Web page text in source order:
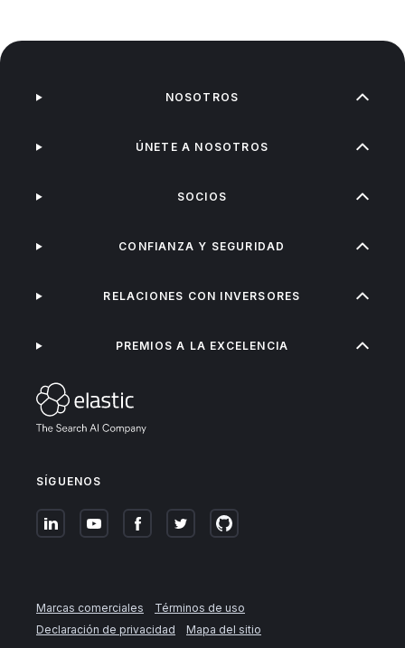
SÍGUENOS
NOSOTROS
ÚNETE A NOSOTROS
SOCIOS
CONFIANZA Y SEGURIDAD
RELACIONES CON INVERSORES
PREMIOS A LA EXCELENCIA
Marcas comerciales
Términos de uso
Declaración de privacidad
Mapa del sitio